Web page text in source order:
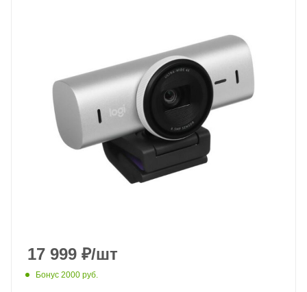
17 999 ₽/шт
Бонус 2000 руб.